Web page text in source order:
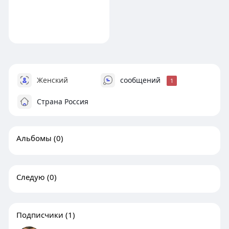
Женский сообщений 1
Страна Россия
Альбомы (0)
Следую (0)
Подписчики (1)